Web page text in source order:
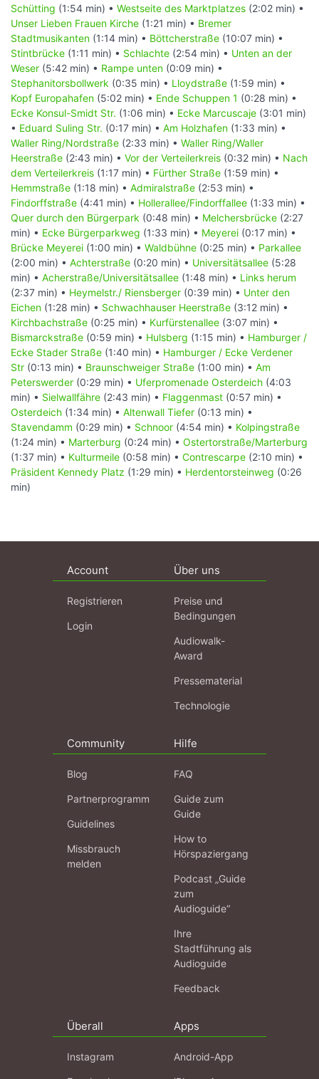
Schütting (1:54 min) • Westseite des Marktplatzes (2:02 min) •
Unser Lieben Frauen Kirche (1:21 min) • Bremer
Stadtmusikanten (1:14 min) • Böttcherstraße (10:07 min) •
Stintbrücke (1:11 min) • Schlachte (2:54 min) • Unten an der
Weser (5:42 min) • Rampe unten (0:09 min) •
Stephanitorsbollwerk (0:35 min) • Lloydstraße (1:59 min) •
Kopf Europahafen (5:02 min) • Ende Schuppen 1 (0:28 min) •
Ecke Konsul-Smidt Str. (1:06 min) • Ecke Marcuscaje (3:01 min)
• Eduard Suling Str. (0:17 min) • Am Holzhafen (1:33 min) •
Waller Ring/Nordstraße (2:33 min) • Waller Ring/Waller
Heerstraße (2:43 min) • Vor der Verteilerkreis (0:32 min) • Nach
dem Verteilerkreis (1:17 min) • Fürther Straße (1:59 min) •
Hemmstraße (1:18 min) • Admiralstraße (2:53 min) •
Findorffstraße (4:41 min) • Hollerallee/Findorffallee (1:33 min) •
Quer durch den Bürgerpark (0:48 min) • Melchersbrücke (2:27
min) • Ecke Bürgerparkweg (1:33 min) • Meyerei (0:17 min) •
Brücke Meyerei (1:00 min) • Waldbühne (0:25 min) • Parkallee
(2:00 min) • Achterstraße (0:20 min) • Universitätsallee (5:28
min) • Acherstraße/Universitätsallee (1:48 min) • Links herum
(2:37 min) • Heymelstr./ Riensberger (0:39 min) • Unter den
Eichen (1:28 min) • Schwachhauser Heerstraße (3:12 min) •
Kirchbachstraße (0:25 min) • Kurfürstenallee (3:07 min) •
Bismarckstraße (0:59 min) • Hulsberg (1:15 min) • Hamburger /
Ecke Stader Straße (1:40 min) • Hamburger / Ecke Verdener
Str (0:13 min) • Braunschweiger Straße (1:00 min) • Am
Peterswerder (0:29 min) • Uferpromenade Osterdeich (4:03
min) • Sielwallfähre (2:43 min) • Flaggenmast (0:57 min) •
Osterdeich (1:34 min) • Altenwall Tiefer (0:13 min) •
Stavendamm (0:29 min) • Schnoor (4:54 min) • Kolpingstraße
(1:24 min) • Marterburg (0:24 min) • Ostertorstraße/Marterburg
(1:37 min) • Kulturmeile (0:58 min) • Contrescarpe (2:10 min) •
Präsident Kennedy Platz (1:29 min) • Herdentorsteinweg (0:26
min)
Account
Registrieren
Login
Über uns
Preise und
Bedingungen
Audiowalk-
Award
Pressematerial
Technologie
Community
Blog
Partnerprogramm
Guidelines
Missbrauch
melden
Hilfe
FAQ
Guide zum
Guide
How to
Hörspaziergang
Podcast „Guide
zum
Audioguide“
Ihre
Stadtführung als
Audioguide
Feedback
Überall
Instagram
Apps
Android-App